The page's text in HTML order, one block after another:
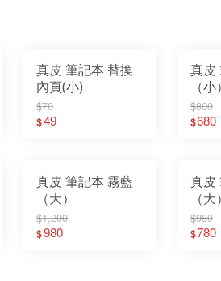
真皮 筆記本 替換
內頁(小)
$70
$49
真皮
（小）
$800
$680
真皮 筆記本 霧藍
（大）
$1,200
$980
真皮
（大）
$980
$780